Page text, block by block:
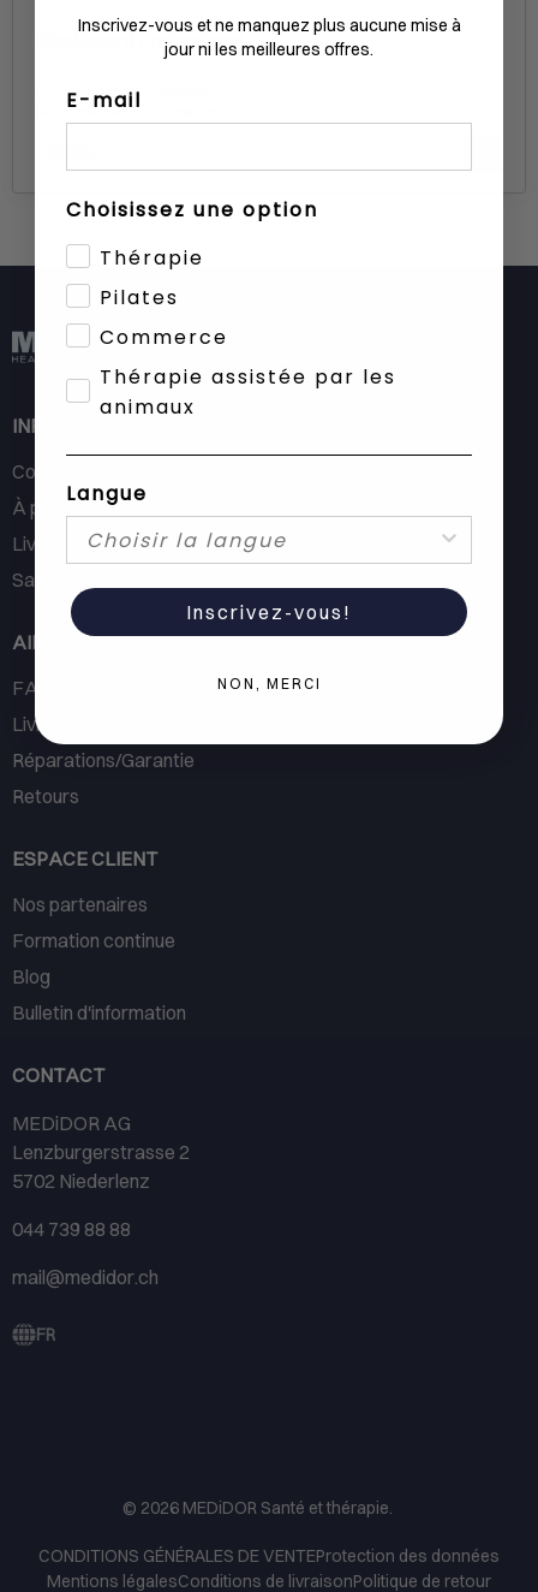
Blackboard Professional
Numéro d'article
Référence fabricant
INFORMATIONS
Contact
À propos de MEDiDOR
Livraison de marchandises
Salle d'exposition
AIDE & SERVICES
FAQ
Livraison et expédition
Réparations/Garantie
Retours
ESPACE CLIENT
Nos partenaires
Formation continue
Blog
Bulletin d'information
CONTACT
MEDiDOR AG
Lenzburgerstrasse 2
5702 Niederlenz
044 739 88 88
mail@medidor.ch
FR
© 2026 MEDiDOR Santé et thérapie.
CONDITIONS GÉNÉRALES DE VENTEProtection des données
Mentions légalesConditions de livraisonPolitique de retour
Inscrivez-vous et ne manquez plus aucune mise à
jour ni les meilleures offres.
E-mail
Choisissez une option
Thérapie
Pilates
Commerce
Thérapie assistée par les
animaux
Langue
Inscrivez-vous!
NON, MERCI